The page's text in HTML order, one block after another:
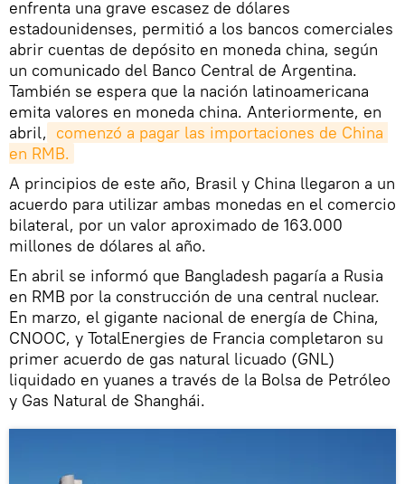
enfrenta una grave escasez de dólares
estadounidenses, permitió a los bancos comerciales
abrir cuentas de depósito en moneda china, según
un comunicado del Banco Central de Argentina.
También se espera que la nación latinoamericana
emita valores en moneda china. Anteriormente, en
abril, comenzó a pagar las importaciones de China
en RMB.
A principios de este año, Brasil y China llegaron a un
acuerdo para utilizar ambas monedas en el comercio
bilateral, por un valor aproximado de 163.000
millones de dólares al año.
En abril se informó que Bangladesh pagaría a Rusia
en RMB por la construcción de una central nuclear.
En marzo, el gigante nacional de energía de China,
CNOOC, y TotalEnergies de Francia completaron su
primer acuerdo de gas natural licuado (GNL)
liquidado en yuanes a través de la Bolsa de Petróleo
y Gas Natural de Shanghái.